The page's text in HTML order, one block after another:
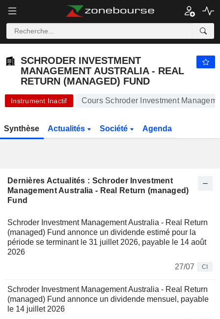
SCHRODER INVESTMENT MANAGEMENT AUSTRALIA - REAL RETURN (MANAGED) FUND 3,760 $ -
SCHRODER INVESTMENT
MANAGEMENT AUSTRALIA - REAL
RETURN (MANAGED) FUND
Instrument Inactif Cours Schroder Investment
Synthèse Actualités Société Agenda
Dernières Actualités : Schroder Investment
Management Australia - Real Return (managed)
Fund
Schroder Investment Management Australia - Real Return
(managed) Fund annonce un dividende estimé pour la
période se terminant le 31 juillet 2026, payable le 14 août
2026
27/07
CI
Schroder Investment Management Australia - Real Return
(managed) Fund annonce un dividende mensuel, payable
le 14 juillet 2026